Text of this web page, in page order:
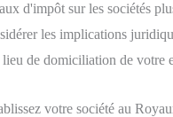
d'impôt sur les sociétés
les implications
de domiciliation de votre
votre société au